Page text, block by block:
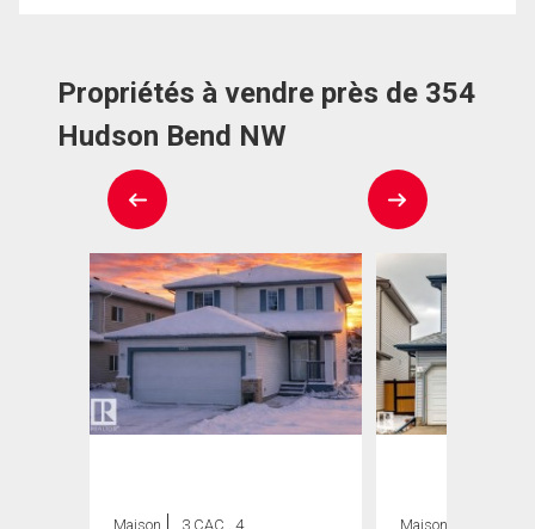
Propriétés à vendre près de 354
Hudson Bend NW
Maison
3 CAC , 4
Maison